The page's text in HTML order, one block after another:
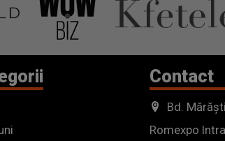
Contact
Bd.
Romexpo